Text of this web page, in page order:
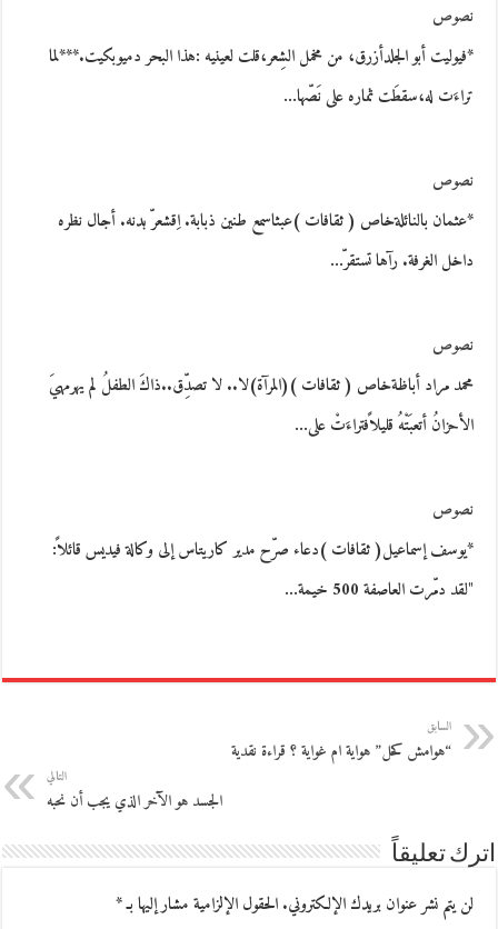
نصوص
*فيوليت أبو الجلدأزرق، من مخمل الشِعر،قلت لعينيه :هذا البحر دميوبكيت.***لما
تراءَت له،سقطَت ثماره على نَصّها…
نصوص
*عثمان بالنائلةخاص ( ثقافات )عبثاسمع طنين ذبابة. اِقشعرّ بدنه. أجال نظره
داخل الغرفة. رآها تستقرّ…
نصوص
محمد مراد أباظةخاص ( ثقافات )(المرآة)لا.. لا تصدِّق..ذاكَ الطفلُ لم يهرمهيَ
الأحزانُ أتعبَتْهُ قليلاًفتراءَتْ على…
نصوص
*يوسف إسماعيل( ثقافات )دعاء صرّح مدير كاريتاس إلى وكالة فيديس قائلاً:
"لقد دمّرت العاصفة 500 خيمة…
السابق
“هوامش كحل” هواية ام غواية ؟ قراءة نقدية
التالي
الجسد هو الآخر الذي يجب أن نحبه
اترك تعليقاً
لن يتم نشر عنوان بريدك الإلكتروني.الحقول الإلزامية مشار إليها بـ*